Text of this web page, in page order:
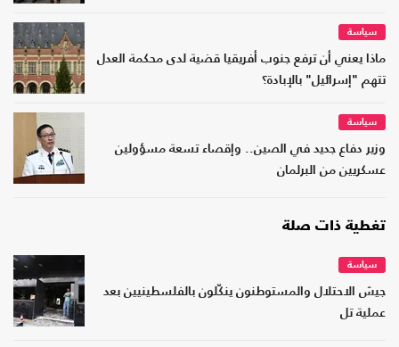
سياسة
ماذا يعني أن ترفع جنوب أفريقيا قضية لدى محكمة العدل
تتهم "إسرائيل" بالإبادة؟
سياسة
وزير دفاع جديد في الصين.. وإقصاء تسعة مسؤولين
عسكريين من البرلمان
تغطية ذات صلة
سياسة
جيش الاحتلال والمستوطنون ينكّلون بالفلسطينيين بعد
عملية تل